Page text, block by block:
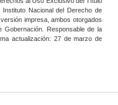
Nacional del Derecho de
impresa, ambos otorgados
Responsable de la
actualización: 27 de marzo de